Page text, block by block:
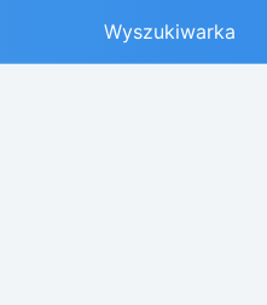
Wyszukiwarka